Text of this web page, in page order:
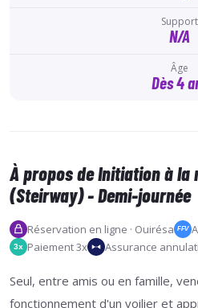
Support
N/A
Âge
Dès 4
À propos de Initiation à
(Steirway) - Demi-journée
Réservation en ligne · Ouirésa FFV
3x Paiement 3x Assurance
Seul, entre amis ou en famille,
fonctionnement d'un voilier et